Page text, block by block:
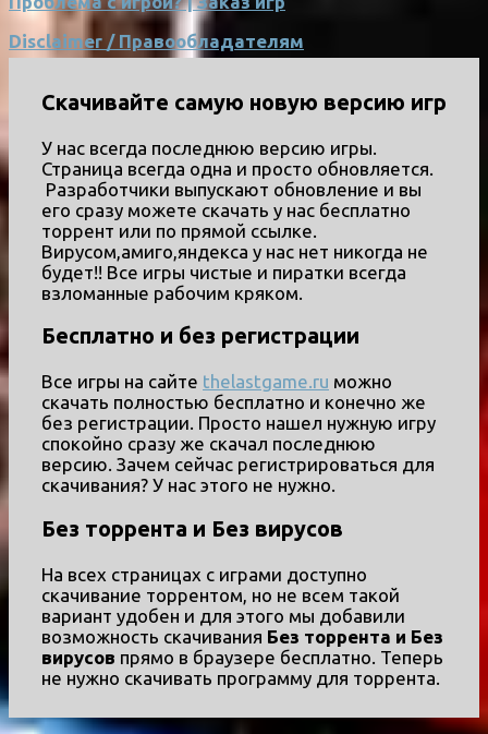
Disclaimer / Правообладателям
Скачивайте самую новую версию игр
У нас всегда последнюю версию игры.
Страница всегда одна и просто обновляется.
Разработчики выпускают обновление и вы
его сразу можете скачать у нас бесплатно
торрент или по прямой ссылке.
Вирусом,амиго,яндекса у нас нет никогда не
будет!! Все игры чистые и пиратки всегда
взломанные рабочим кряком.
Бесплатно и без регистрации
Все игры на сайте thelastgame.ru можно
скачать полностью бесплатно и конечно же
без регистрации. Просто нашел нужную игру
спокойно сразу же скачал последнюю
версию. Зачем сейчас регистрироваться для
скачивания? У нас этого не нужно.
Без торрента и Без вирусов
На всех страницах с играми доступно
скачивание торрентом, но не всем такой
вариант удобен и для этого мы добавили
возможность скачивания Без торрента и Без
вирусов прямо в браузере бесплатно. Теперь
не нужно скачивать программу для торрента.